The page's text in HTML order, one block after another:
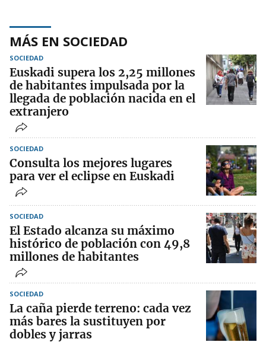
MÁS EN SOCIEDAD
SOCIEDAD
Euskadi supera los 2,25 millones
de habitantes impulsada por la
llegada de población nacida en el
extranjero
SOCIEDAD
Consulta los mejores lugares
para ver el eclipse en Euskadi
SOCIEDAD
El Estado alcanza su máximo
histórico de población con 49,8
millones de habitantes
SOCIEDAD
La caña pierde terreno: cada vez
más bares la sustituyen por
dobles y jarras